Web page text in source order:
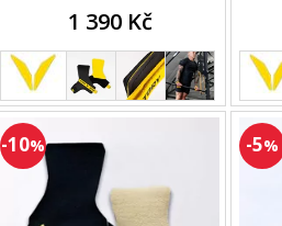
1 390 Kč
-10% -5%